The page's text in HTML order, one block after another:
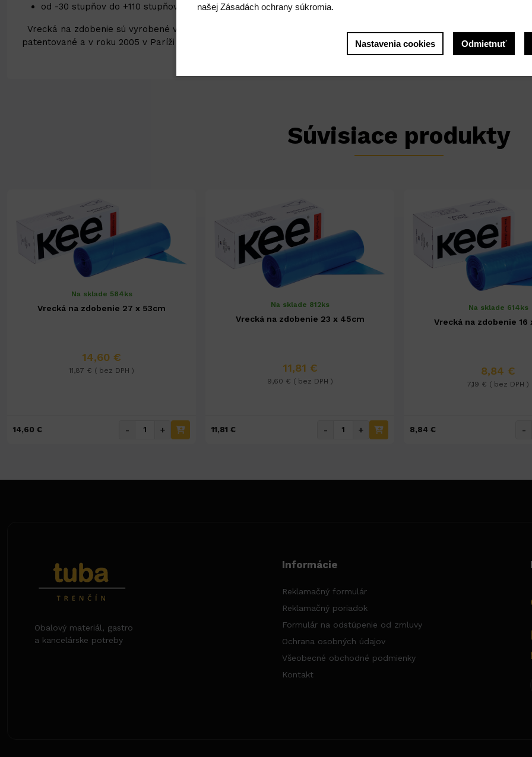
od -30 stupňov do +110 stupňov
Vrecká na zdobenie sú vyrobené vo Švédsku najnovšou technológiou, podľa najprísnejších noriem - Normpack.
patentované a v roku 2005 v Paríži získali Európsku trofej. Tradičné plniace vrecká nedosahujú súčasné trendy,
Súvisiace produkty
Na sklade 584ks
Vrecká na zdobenie 27 x 53cm
14,60 €
11,87 € ( bez DPH )
14,60 € - +
Na sklade 812ks
Vrecká na zdobenie 23 x 45cm
11,81 €
9,60 € ( bez DPH )
11,81 € - +
Na sklade 614ks
Vrecká na zdobenie 16
8,84 €
7,19 € ( bez DPH )
8,84 € -
Obalový materiál, gastro
a kancelárske potreby
Informácie
Reklamačný formulár
Reklamačný poriadok
Formulár na odstúpenie od zmluvy
Ochrana osobných údajov
Všeobecné obchodné podmienky
Kontakt
našej Zásadách ochrany súkromia.
Nastavenia cookies Odmietnuť